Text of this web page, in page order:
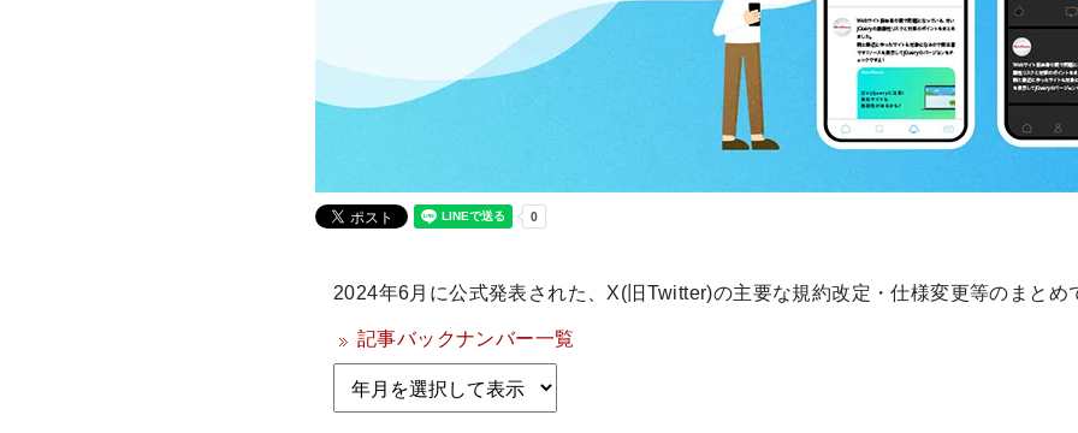
2024年6月に公式発表された、X(旧Twitter)の主要な規約改定・仕様変更等のまとめ
記事バックナンバー一覧